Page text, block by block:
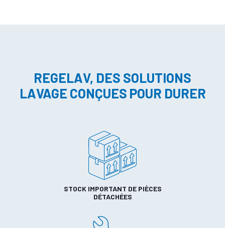
REGELAV, DES SOLUTIONS
LAVAGE CONÇUES POUR DURER
STOCK IMPORTANT DE PIÈCES
DÉTACHÉES